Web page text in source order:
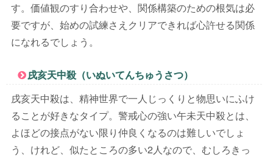
す。価値観のすり合わせや、関係構築のための根気は必
要ですが、始めの試練さえクリアできれば心許せる関係
になれるでしょう。
戌亥天中殺（いぬいてんちゅうさつ）
戌亥天中殺は、精神世界で一人じっくりと物思いにふけ
ることが好きなタイプ。警戒心の強い午未天中殺とは、
よほどの接点がない限り仲良くなるのは難しいでしょ
う、けれど、似たところの多い2人なので、むしろきっ